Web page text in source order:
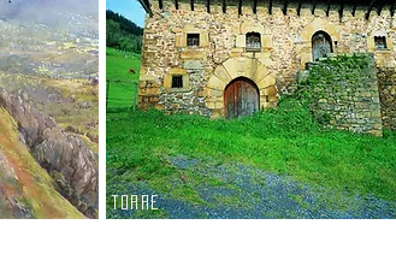
TORRE